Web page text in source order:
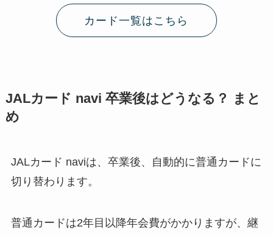
カード一覧はこちら
JALカード navi 卒業後はどうなる？ まと
め
JALカード naviは、卒業後、自動的に普通カードに
切り替わります。
普通カードは2年目以降年会費がかかりますが、継